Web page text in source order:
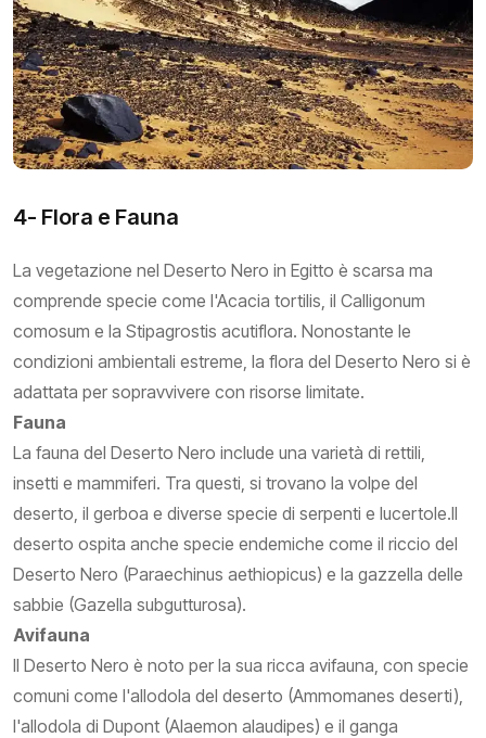
4- Flora e Fauna
La vegetazione nel Deserto Nero in Egitto è scarsa ma
comprende specie come l'Acacia tortilis, il Calligonum
comosum e la Stipagrostis acutiflora. Nonostante le
condizioni ambientali estreme, la flora del Deserto Nero si è
adattata per sopravvivere con risorse limitate.
Fauna
La fauna del Deserto Nero include una varietà di rettili,
insetti e mammiferi. Tra questi, si trovano la volpe del
deserto, il gerboa e diverse specie di serpenti e lucertole.Il
deserto ospita anche specie endemiche come il riccio del
Deserto Nero (Paraechinus aethiopicus) e la gazzella delle
sabbie (Gazella subgutturosa).
Avifauna
Il Deserto Nero è noto per la sua ricca avifauna, con specie
comuni come l'allodola del deserto (Ammomanes deserti),
l'allodola di Dupont (Alaemon alaudipes) e il ganga